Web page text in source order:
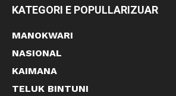
KATEGORI E POPULLARIZUAR
MANOKWARI
NASIONAL
KAIMANA
TELUK BINTUNI